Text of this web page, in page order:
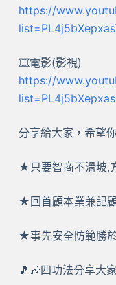
https://
🎞️電影(影視)
https://
分享給大家，希望
★只要智商不滑坡,
★回首顧本業兼記
★事先安全防範勝
🎵🎶四功法分享大